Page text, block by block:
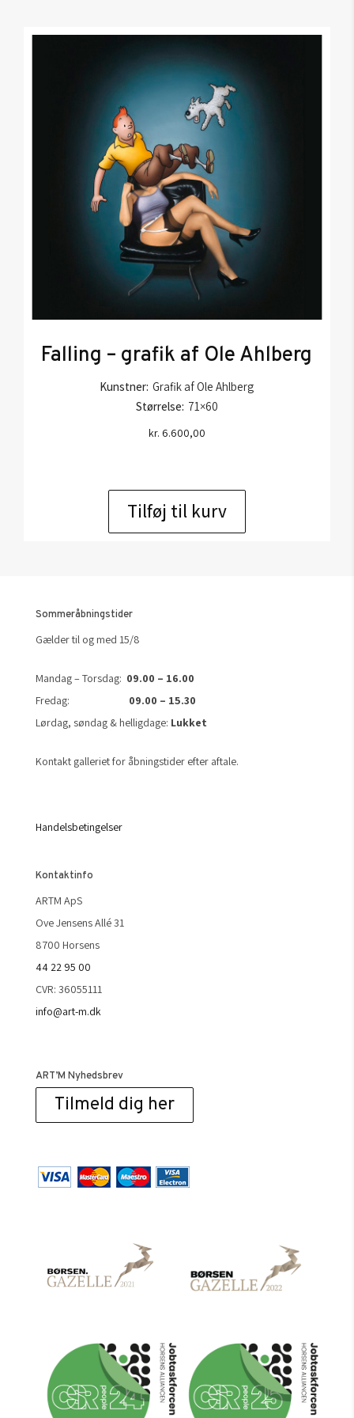
Falling – grafik af Ole Ahlberg
Kunstner: Grafik af Ole Ahlberg
Størrelse: 71×60
kr. 6.600,00
Tilføj til kurv
Sommeråbningstider
Gælder til og med 15/8
Mandag – Torsdag: 09.00 – 16.00
Fredag: 09.00 – 15.30
Lørdag, søndag & helligdage: Lukket
Kontakt galleriet for åbningstider efter aftale.
Handelsbetingelser
Kontaktinfo
ARTM ApS
Ove Jensens Allé 31
8700 Horsens
44 22 95 00
CVR: 36055111
info@art-m.dk
ART’M Nyhedsbrev
Tilmeld dig her